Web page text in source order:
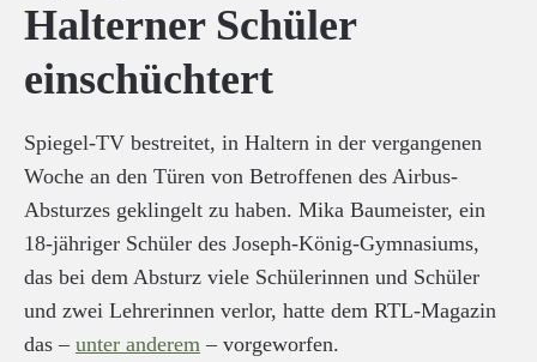
Halterner Schüler
einschüchtert
Spiegel-TV bestreitet, in Haltern in der vergangenen
Woche an den Türen von Betroffenen des Airbus-
Absturzes geklingelt zu haben. Mika Baumeister, ein
18-jähriger Schüler des Joseph-König-Gymnasiums,
das bei dem Absturz viele Schülerinnen und Schüler
und zwei Lehrerinnen verlor, hatte dem RTL-Magazin
das – unter anderem – vorgeworfen.